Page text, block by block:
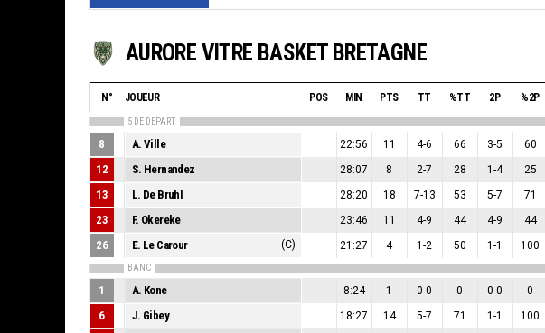
AURORE VITRE BASKET BRETAGNE
N° JOUEUR POS MIN PTS TT %TT 2P %2P
5 DE DEPART
8 A. Ville 22:56 11 4-6 66 3-5 60
12 S. Hernandez 28:07 8 2-7 28 1-4 25
13 L. De Bruhl 28:20 18 7-13 53 5-7 71
23 F. Okereke 23:46 11 4-9 44 4-9 44
26 E. Le Carour (C) 21:27 4 1-2 50 1-1 100
BANC
1 A. Kone 8:24 1 0-0 0 0-0 0
6 J. Gibey 18:27 14 5-7 71 1-1 100